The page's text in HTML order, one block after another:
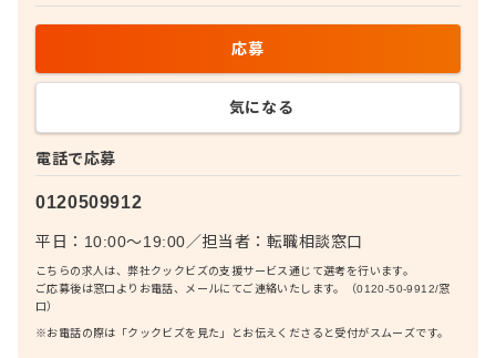
電話で応募
0120509912
平日：10:00〜19:00／担当者： 転職相談窓口
こちらの求人は、弊社クックビズの支援サービス通じて選考を行います。
ご応募後は窓口よりお電話、メールにてご連絡いたします。（0120-50-9912/窓
口）
※お電話の際は「クックビズを見た」とお伝えくださると受付がスムーズです。
応募
気になる